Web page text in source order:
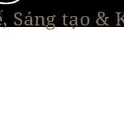
Sáng tạo &